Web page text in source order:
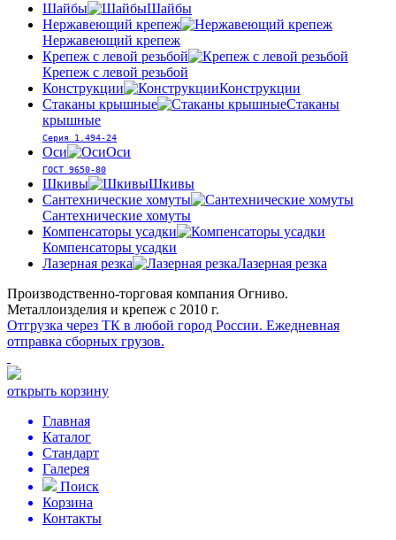
Шайбы
Шайбы
Нержавеющий крепеж
Нержавеющий крепеж
Крепеж с левой резьбой
Крепеж с левой резьбой
Конструкции
Конструкции
Стаканы крышные
Стаканы
крышные
Серия 1.494-24
Оси Оси
ГОСТ 9650-80
Шкивы
Шкивы
Сантехнические хомуты
Сантехнические хомуты
Компенсаторы усадки
Компенсаторы усадки
Лазерная резка
Лазерная резка
Производственно-торговая компания Огниво.
Металлоизделия и крепеж с 2010 г.
Отгрузка через ТК в любой город России. Ежедневная
отправка сборных грузов.
открыть корзину
Главная
Каталог
Стандарт
Галерея
Поиск
Корзина
Контакты